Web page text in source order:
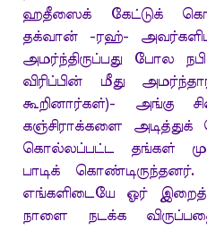
ஹதீஸைக் கேட்டுக்
தக்வான் -ரஹ்-
அமர்ந்திருப்பது போல
விரிப்பின் மீது
கூறினார்கள்)- அங்கு
கஞ்சிராக்களை
கொல்லப்பட்ட தங்கள்
பாடிக் கொண்டிருந்தனர்.
எங்களிடையே ஓர்
நாளை நடக்க